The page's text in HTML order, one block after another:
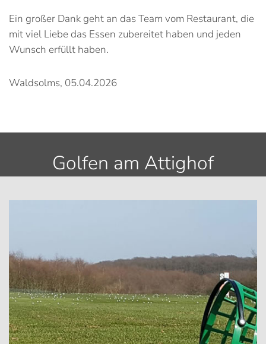
Ein großer Dank geht an das Team vom Restaurant, die
mit viel Liebe das Essen zubereitet haben und jeden
Wunsch erfüllt haben.
Waldsolms, 05.04.2026
Golfen am Attighof